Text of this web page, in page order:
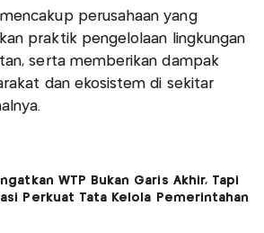
mencakup perusahaan yang
praktik pengelolaan lingkungan
serta memberikan dampak
dan ekosistem di sekitar
WTP Bukan Garis Akhir, Tapi
Perkuat Tata Kelola Pemerintahan